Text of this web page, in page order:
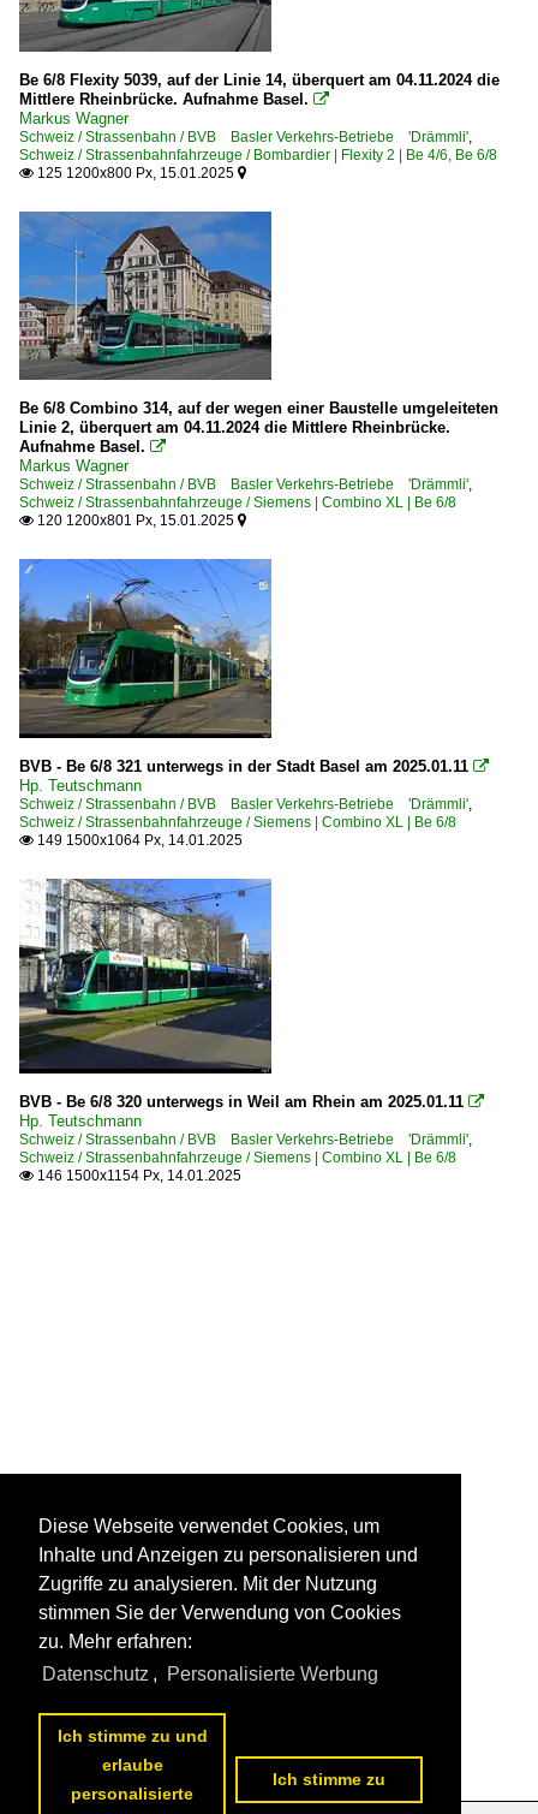
Be 6/8 Flexity 5039, auf der Linie 14, überquert am 04.11.2024 die
Mittlere Rheinbrücke. Aufnahme Basel. 
Markus Wagner
Schweiz / Strassenbahn / BVB Basler Verkehrs-Betriebe 'Drämmli',
Schweiz / Strassenbahnfahrzeuge / Bombardier | Flexity 2 | Be 4/6, Be 6/8
 125 1200x800 Px, 15.01.2025 
Be 6/8 Combino 314, auf der wegen einer Baustelle umgeleiteten
Linie 2, überquert am 04.11.2024 die Mittlere Rheinbrücke.
Aufnahme Basel. 
Markus Wagner
Schweiz / Strassenbahn / BVB Basler Verkehrs-Betriebe 'Drämmli',
Schweiz / Strassenbahnfahrzeuge / Siemens | Combino XL | Be 6/8
 120 1200x801 Px, 15.01.2025 
BVB - Be 6/8 321 unterwegs in der Stadt Basel am 2025.01.11 
Hp. Teutschmann
Schweiz / Strassenbahn / BVB Basler Verkehrs-Betriebe 'Drämmli',
Schweiz / Strassenbahnfahrzeuge / Siemens | Combino XL | Be 6/8
 149 1500x1064 Px, 14.01.2025
BVB - Be 6/8 320 unterwegs in Weil am Rhein am 2025.01.11 
Hp. Teutschmann
Schweiz / Strassenbahn / BVB Basler Verkehrs-Betriebe 'Drämmli',
Schweiz / Strassenbahnfahrzeuge / Siemens | Combino XL | Be 6/8
 146 1500x1154 Px, 14.01.2025
Diese Webseite verwendet Cookies, um
Inhalte und Anzeigen zu personalisieren und
Zugriffe zu analysieren. Mit der Nutzung
stimmen Sie der Verwendung von Cookies
zu. Mehr erfahren:
Datenschutz , Personalisierte Werbung
Ich stimme zu und
erlaube
personalisierte
Ich stimme zu